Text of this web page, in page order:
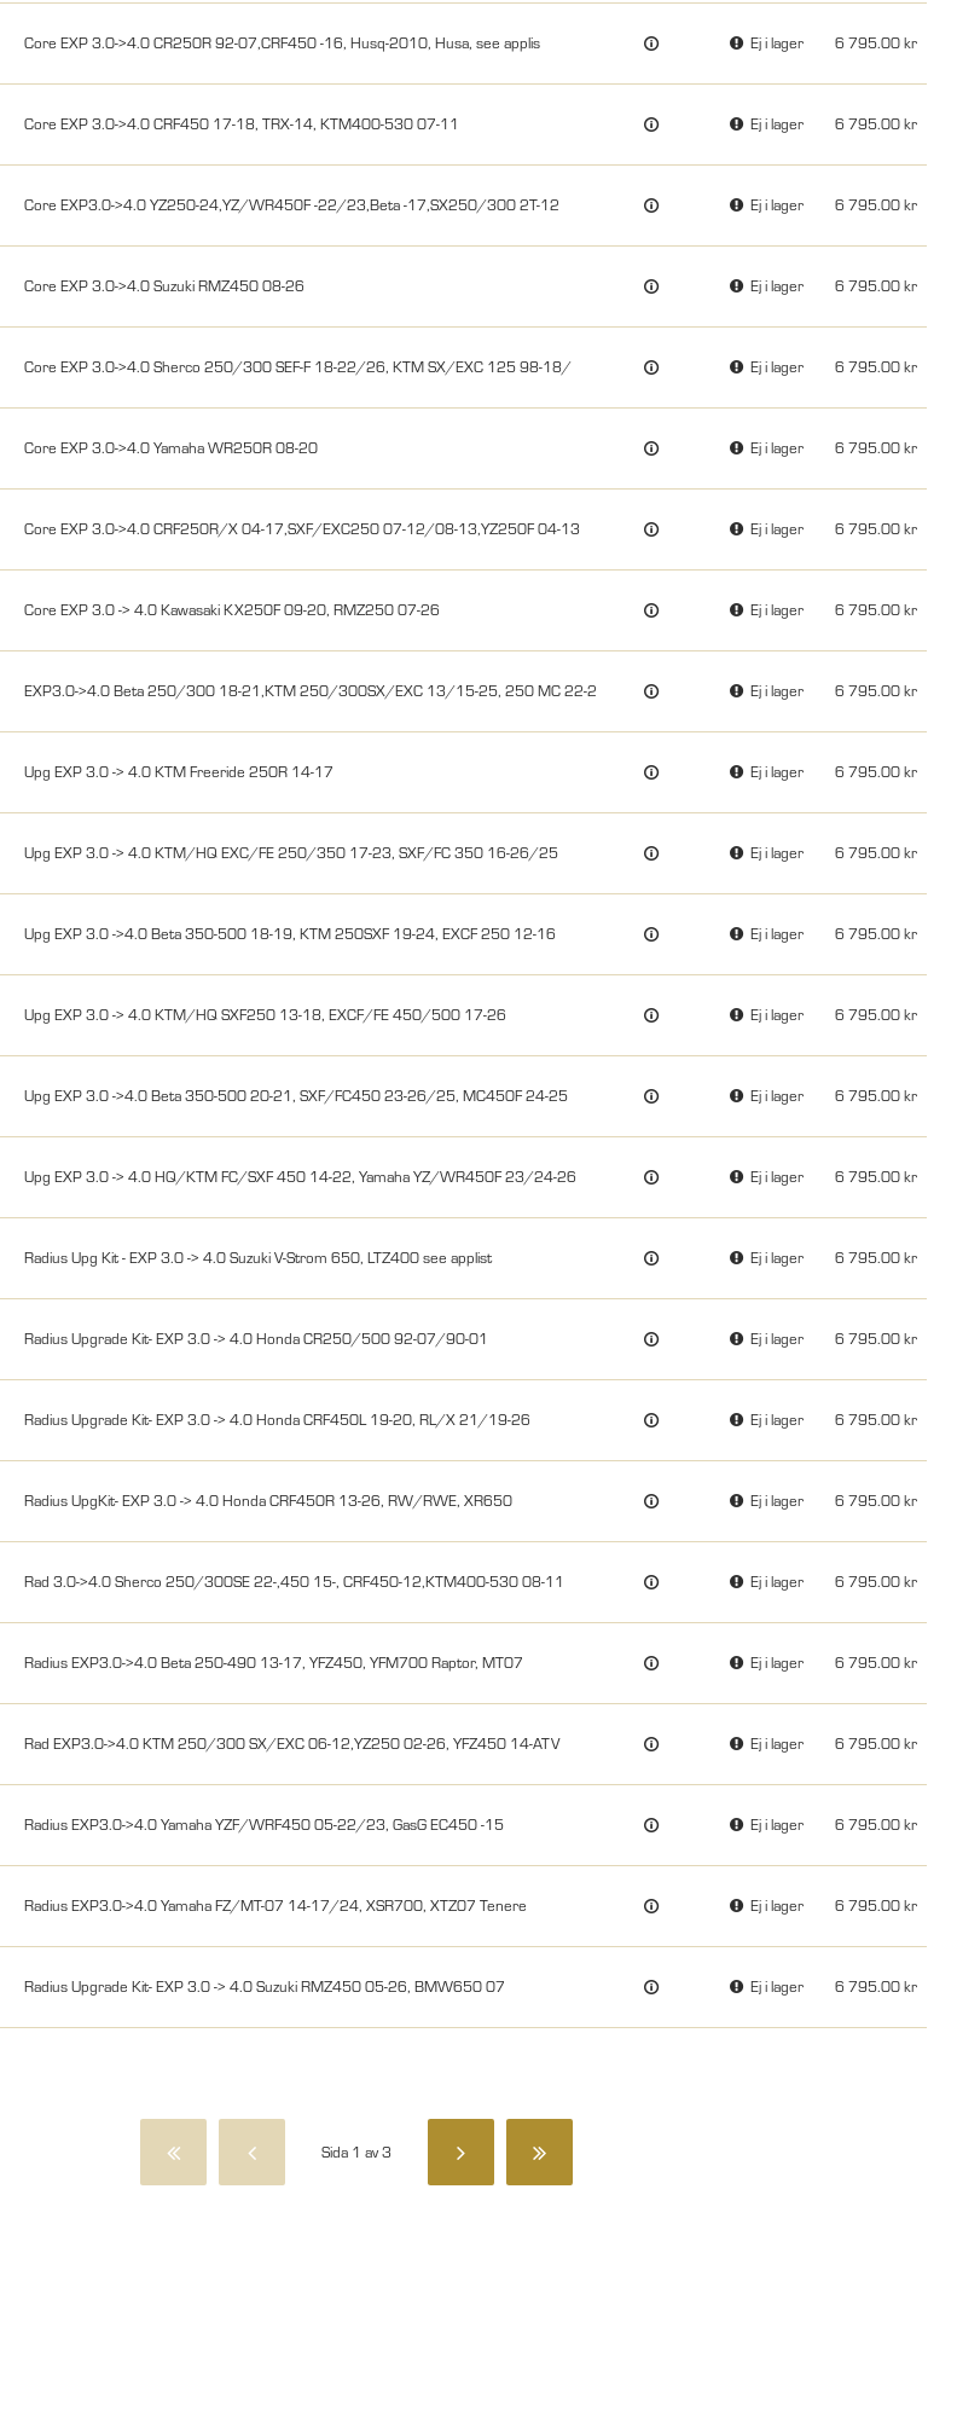
Core EXP 3.0->4.0 CR250R 92-07,CRF450 -16, Husq-2010, Husa, see applis Ej i lager 6 795.00
Core EXP 3.0->4.0 CRF450 17-18, TRX-14, KTM400-530 07-11 Ej i lager 6 795.00
Core EXP3.0->4.0 YZ250-24,YZ/WR450F -22/23,Beta -17,SX250/300 2T-12 Ej i lager 6 795.00
Core EXP 3.0->4.0 Suzuki RMZ450 08-26 Ej i lager 6 795.00
Core EXP 3.0->4.0 Sherco 250/300 SEF-F 18-22/26, KTM SX/EXC 125 98-18/ Ej i lager 6 795.00
Core EXP 3.0->4.0 Yamaha WR250R 08-20 Ej i lager 6 795.00
Core EXP 3.0->4.0 CRF250R/X 04-17,SXF/EXC250 07-12/08-13,YZ250F 04-13 Ej i lager 6 795.00
Core EXP 3.0 -> 4.0 Kawasaki KX250F 09-20, RMZ250 07-26 Ej i lager 6 795.00
EXP3.0->4.0 Beta 250/300 18-21,KTM 250/300SX/EXC 13/15-25, 250 MC 22-2 Ej i lager 6 795.00
Upg EXP 3.0 -> 4.0 KTM Freeride 250R 14-17 Ej i lager 6 795.00
Upg EXP 3.0 -> 4.0 KTM/HQ EXC/FE 250/350 17-23, SXF/FC 350 16-26/25 Ej i lager 6 795.00
Upg EXP 3.0 ->4.0 Beta 350-500 18-19, KTM 250SXF 19-24, EXCF 250 12-16 Ej i lager 6 795.00
Upg EXP 3.0 -> 4.0 KTM/HQ SXF250 13-18, EXCF/FE 450/500 17-26 Ej i lager 6 795.00
Upg EXP 3.0 ->4.0 Beta 350-500 20-21, SXF/FC450 23-26/25, MC450F 24-25 Ej i lager 6 795.00
Upg EXP 3.0 -> 4.0 HQ/KTM FC/SXF 450 14-22, Yamaha YZ/WR450F 23/24-26 Ej i lager 6 795.00
Radius Upg Kit - EXP 3.0 -> 4.0 Suzuki V-Strom 650, LTZ400 see applist Ej i lager 6 795.00
Radius Upgrade Kit- EXP 3.0 -> 4.0 Honda CR250/500 92-07/90-01 Ej i lager 6 795.00
Radius Upgrade Kit- EXP 3.0 -> 4.0 Honda CRF450L 19-20, RL/X 21/19-26 Ej i lager 6 795.00
Radius UpgKit- EXP 3.0 -> 4.0 Honda CRF450R 13-26, RW/RWE, XR650 Ej i lager 6 795.00
Rad 3.0->4.0 Sherco 250/300SE 22-,450 15-, CRF450-12,KTM400-530 08-11 Ej i lager 6 795.00
Radius EXP3.0->4.0 Beta 250-490 13-17, YFZ450, YFM700 Raptor, MT07 Ej i lager 6 795.00
Rad EXP3.0->4.0 KTM 250/300 SX/EXC 06-12,YZ250 02-26, YFZ450 14-ATV Ej i lager 6 795.00
Radius EXP3.0->4.0 Yamaha YZF/WRF450 05-22/23, GasG EC450 -15 Ej i lager 6 795.00
Radius EXP3.0->4.0 Yamaha FZ/MT-07 14-17/24, XSR700, XTZ07 Tenere Ej i lager 6 795.00
Radius Upgrade Kit- EXP 3.0 -> 4.0 Suzuki RMZ450 05-26, BMW650 07 Ej i lager 6 795.00
Sida 1 av 3